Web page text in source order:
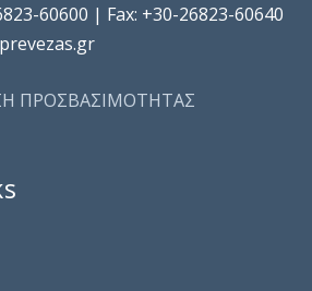
60600 | Fax: +30-26823-60640
ΠΡΟΣΒΑΣΙΜΟΤΗΤΑΣ